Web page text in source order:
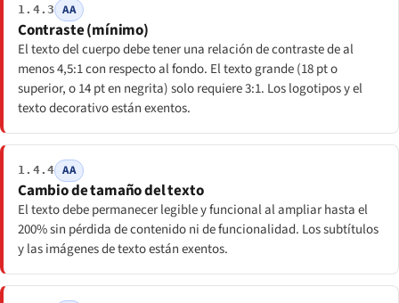
1.4.3 AA
Contraste (mínimo)
El texto del cuerpo debe tener una relación de contraste de al
menos 4,5:1 con respecto al fondo. El texto grande (18 pt o
superior, o 14 pt en negrita) solo requiere 3:1. Los logotipos y el
texto decorativo están exentos.
1.4.4 AA
Cambio de tamaño del texto
El texto debe permanecer legible y funcional al ampliar hasta el
200% sin pérdida de contenido ni de funcionalidad. Los subtítulos
y las imágenes de texto están exentos.